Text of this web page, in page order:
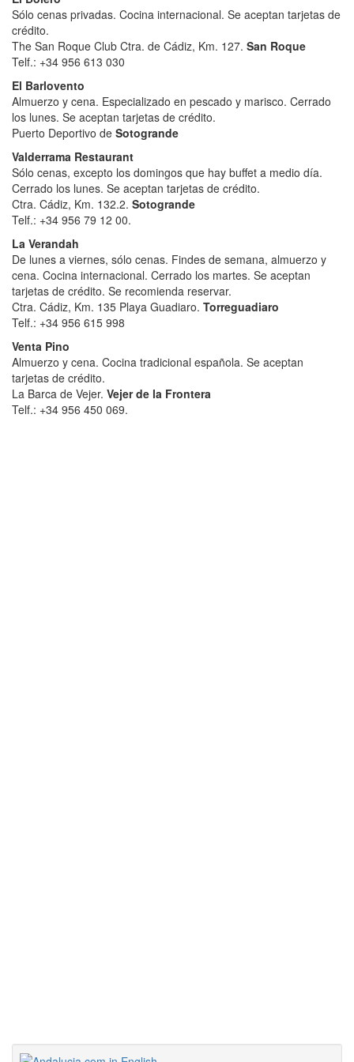
Sólo cenas privadas. Cocina internacional. Se aceptan tarjetas de
crédito.
The San Roque Club Ctra. de Cádiz, Km. 127. San Roque
Telf.: +34 956 613 030
El Barlovento
Almuerzo y cena. Especializado en pescado y marisco. Cerrado
los lunes. Se aceptan tarjetas de crédito.
Puerto Deportivo de Sotogrande
Valderrama Restaurant
Sólo cenas, excepto los domingos que hay buffet a medio día.
Cerrado los lunes. Se aceptan tarjetas de crédito.
Ctra. Cádiz, Km. 132.2. Sotogrande
Telf.: +34 956 79 12 00.
La Verandah
De lunes a viernes, sólo cenas. Findes de semana, almuerzo y
cena. Cocina internacional. Cerrado los martes. Se aceptan
tarjetas de crédito. Se recomienda reservar.
Ctra. Cádiz, Km. 135 Playa Guadiaro. Torreguadiaro
Telf.: +34 956 615 998
Venta Pino
Almuerzo y cena. Cocina tradicional española. Se aceptan
tarjetas de crédito.
La Barca de Vejer. Vejer de la Frontera
Telf.: +34 956 450 069.